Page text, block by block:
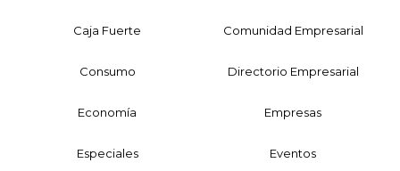
Caja Fuerte Comunidad Empresarial
Consumo Directorio Empresarial
Economía Empresas
Especiales Eventos